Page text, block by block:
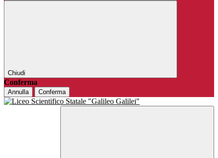
Chiudi
Conferma
Annulla Conferma